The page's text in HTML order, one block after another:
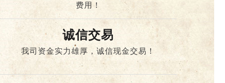
费用！
诚信交易
我司资金实力雄厚，诚信现金交易！